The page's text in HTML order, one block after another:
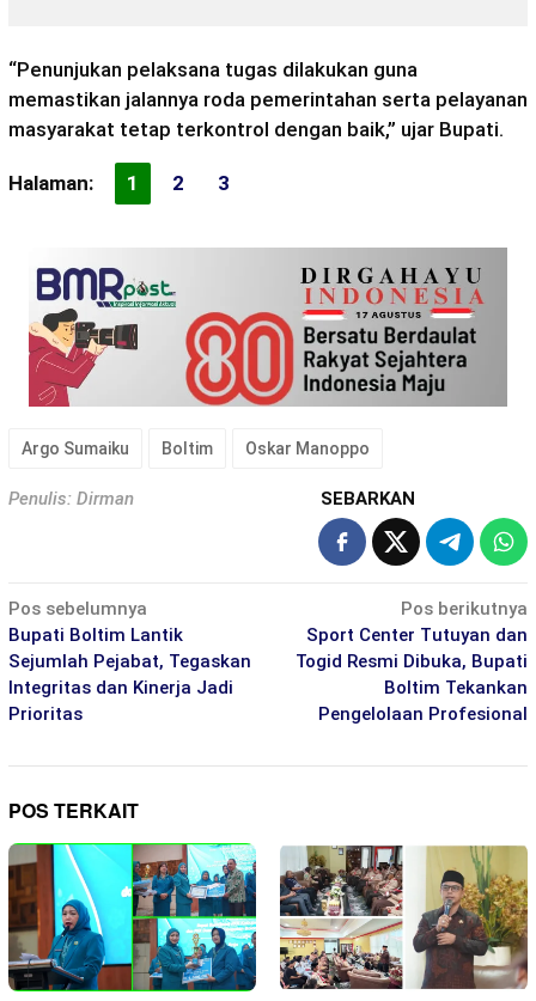
“Penunjukan pelaksana tugas dilakukan guna
memastikan jalannya roda pemerintahan serta pelayanan
masyarakat tetap terkontrol dengan baik,” ujar Bupati.
Halaman: 1 2 3
Argo Sumaiku Boltim Oskar Manoppo
Penulis: Dirman SEBARKAN
Navigasi
pos
Pos sebelumnya
Bupati Boltim Lantik
Sejumlah Pejabat, Tegaskan
Integritas dan Kinerja Jadi
Prioritas
Pos berikutnya
Sport Center Tutuyan dan
Togid Resmi Dibuka, Bupati
Boltim Tekankan
Pengelolaan Profesional
POS TERKAIT